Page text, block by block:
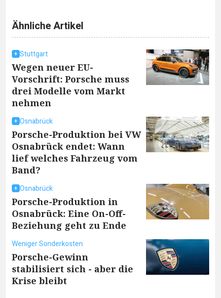
Ähnliche Artikel
Stuttgart
Wegen neuer EU-
Vorschrift: Porsche muss
drei Modelle vom Markt
nehmen
Osnabrück
Porsche-Produktion bei VW
Osnabrück endet: Wann
lief welches Fahrzeug vom
Band?
Osnabrück
Porsche-Produktion in
Osnabrück: Eine On-Off-
Beziehung geht zu Ende
Weniger Sonderkosten
Porsche-Gewinn
stabilisiert sich - aber die
Krise bleibt